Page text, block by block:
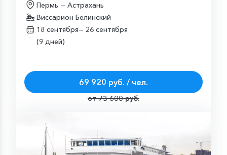
Пермь — Астрахань
Виссарион Белинский
18 сентября— 26 сентября
(9 дней)
69 920 руб. / чел.
от 73 600 руб.